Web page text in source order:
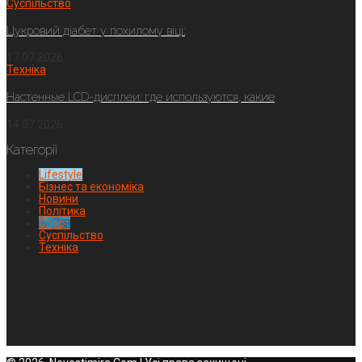
Суспільство
Цукровий діабет у похилому віці:
Техніка
Настенные LCD-дисплеи: где используются, какие
Категорії
Lifestyle
Бізнес та економіка
Новини
Політика
Спорт
Суспільство
Техніка